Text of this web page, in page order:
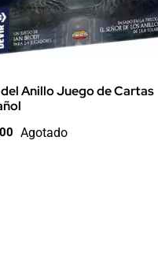
Anillo Juego de Cartas
Agotado